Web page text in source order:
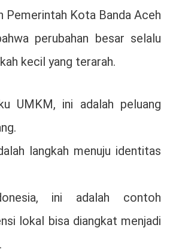
Pemerintah Kota Banda Aceh
perubahan besar selalu
kecil yang terarah.
UMKM, ini adalah peluang
langkah menuju identitas
ini adalah contoh
lokal bisa diangkat menjadi